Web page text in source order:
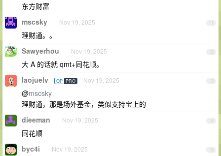
东方财富
11
mscsky Nov 19, 2025
理财通。。
12
Sawyerhou Nov 19, 2025
大 A 的话就 qmt+同花顺。
13
laojuelv OP PRO Nov 19, 2025
@mscsky
理财通，那是场外基金，类似支持宝上的
14
dieeman Nov 19, 2025
同花顺
15
byc4i Nov 19, 2025